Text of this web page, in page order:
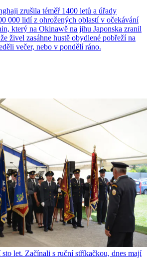
zrušila téměř 1400 letů a úřady
000 lidí z ohrožených oblastí v očekávání
který na Okinawě na jihu Japonska zranil
živel zasáhne hustě obydlené pobřeží na
večer, nebo v pondělí ráno.
let. Začínali s ruční stříkačkou, dnes mají